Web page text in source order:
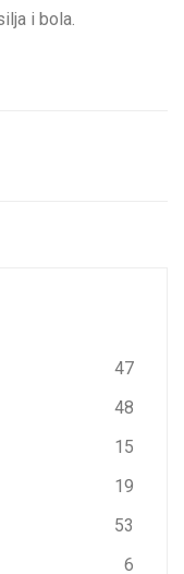
i bola.
47
48
15
19
53
6